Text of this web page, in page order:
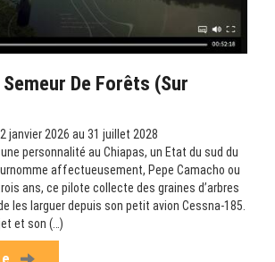
De Forêts (sur
janvier 2026 au 31 juillet 2028
personnalité au Chiapas, un Etat du sud du
affectueusement, Pepe Camacho ou
ans, ce pilote collecte des graines d’arbres
les larguer depuis son petit avion Cessna-185.
et son (…)